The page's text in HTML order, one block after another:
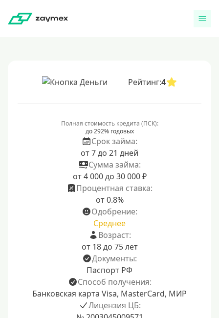
Рейтинг:4
Полная стоимость кредита (ПСК):
до 292% годовых
Срок займа:
от 7 до 21 дней
Сумма займа:
от 4 000 до 30 000 ₽
Процентная ставка:
от 0.8%
Одобрение:
Среднее
Возраст:
от 18 до 75 лет
Документы:
Паспорт РФ
Способ получения:
Банковская карта Visa, MasterCard, МИР
Лицензия ЦБ: